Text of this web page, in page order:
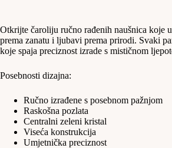
Otkrijte čaroliju ručno rađenih naušnica koje
prema zanatu i ljubavi prema prirodi. Svaki
koje spaja preciznost izrade s mističnom
Posebnosti dizajna:
Ručno izrađene s posebnom pažnjom
Raskošna pozlata
Centralni zeleni kristal
Viseća konstrukcija
Umjetnička preciznost